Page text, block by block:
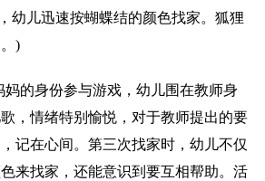
幼儿迅速按蝴蝶结的颜色找家。狐狸
)
的身份参与游戏，幼儿围在教师身
，情绪特别愉悦，对于教师提出的要
记在心间。第三次找家时，幼儿不仅
来找家，还能意识到要互相帮助。活